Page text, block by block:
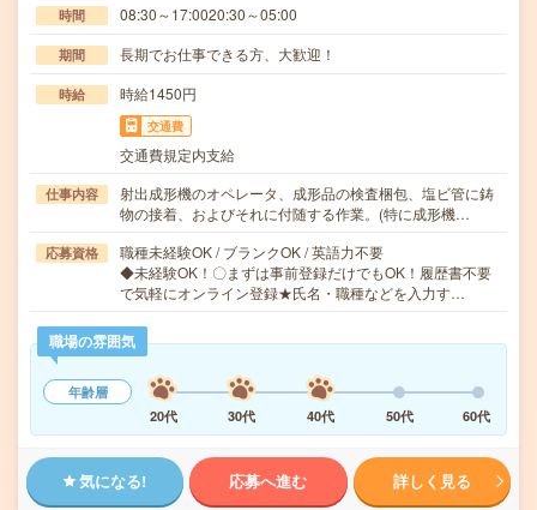
時間 08:30～17:0020:30～05:00
期間 長期でお仕事できる方、大歓迎！
時給 時給1450円
交通費
交通費規定内支給
仕事内容
射出成形機のオペレータ、成形品の検査梱包、塩ビ管に鋳
物の接着、およびそれに付随する作業。(特に成形機…
応募資格
職種未経験OK / ブランクOK / 英語力不要
◆未経験OK！〇まずは事前登録だけでもOK！履歴書不要
で気軽にオンライン登録★氏名・職種などを入力す…
職場の雰囲気
年齢層
20代
30代 40代 50代 60代
気になる! 応募へ進む 詳しく見る